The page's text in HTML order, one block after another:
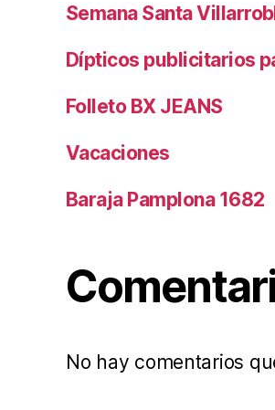
Semana Santa
Dípticos publicitarios
Folleto BX JEANS
Vacaciones
Baraja Pamplona 1682
No hay comentarios